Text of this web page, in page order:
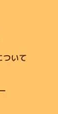
ついて